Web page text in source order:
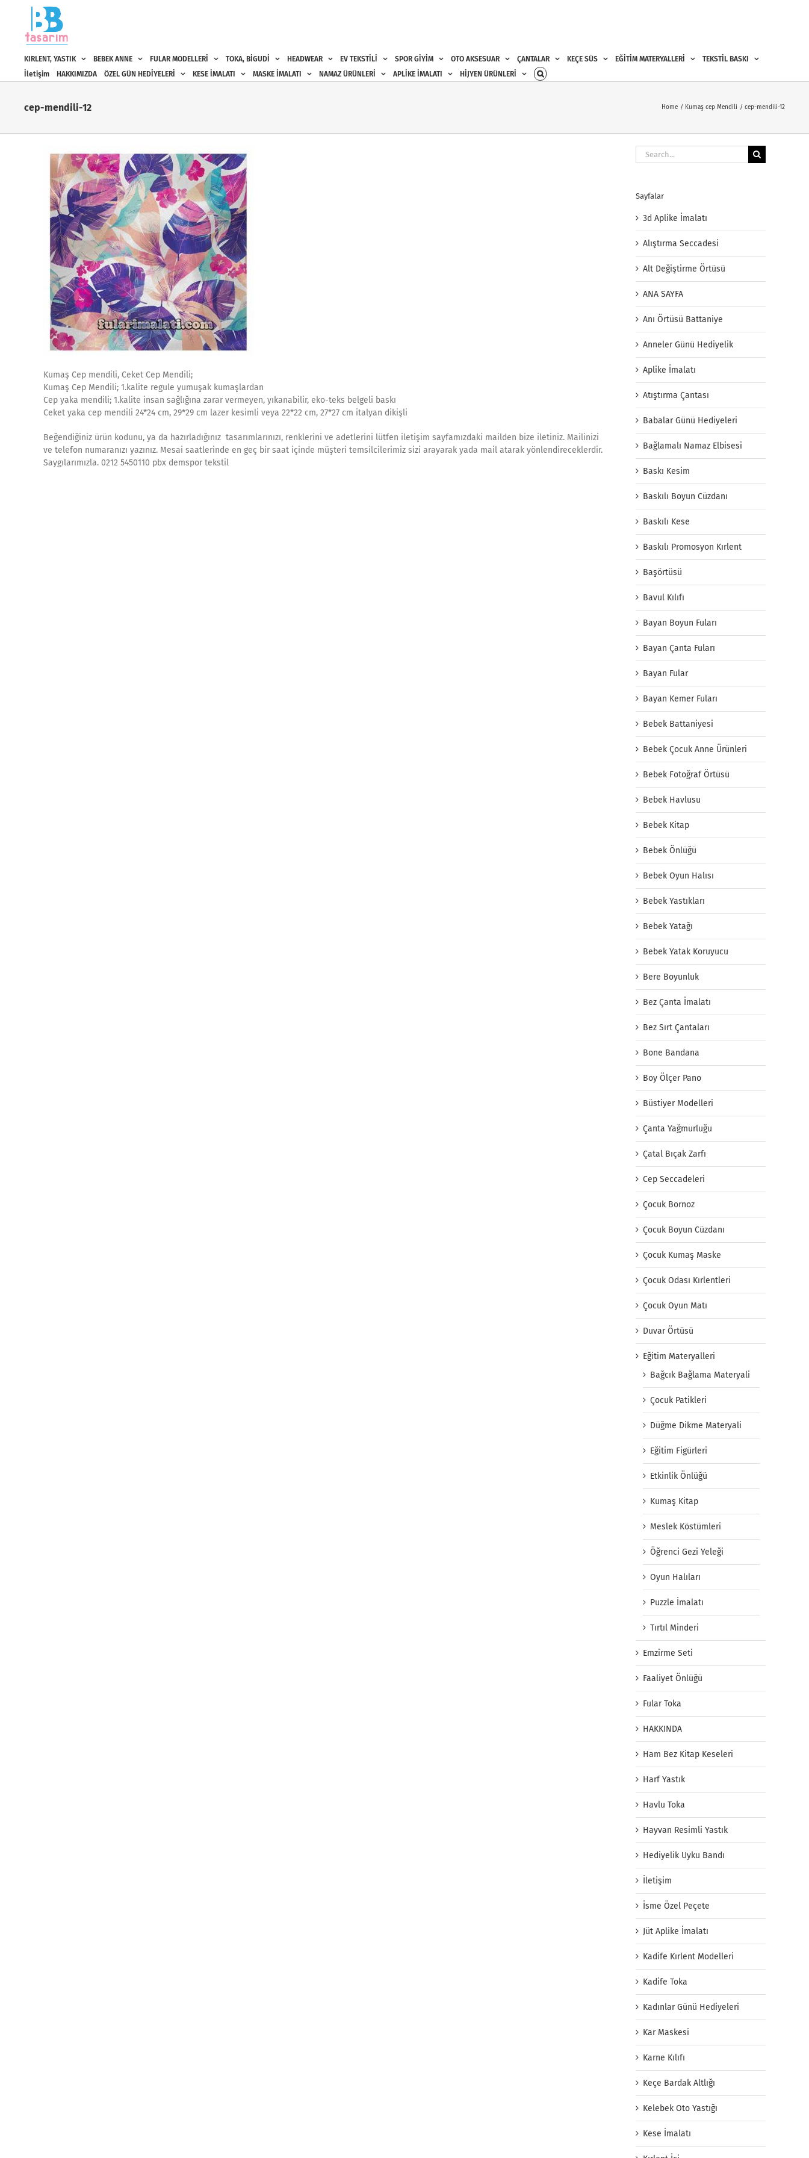
content
KIRLENT, YASTIK BEBEK ANNE FULAR MODELLERİ TOKA, BİGUDİ HEADWEAR EV TEKSTİLİ SPOR GİYİM OTO AKSESUAR ÇANTALAR KEÇE SÜS EĞİTİM MATERYALLERİ
TEKSTİL BASKI
İletişim
HAKKIMIZDA ÖZEL GÜN HEDİYELERİ KESE İMALATI MASKE İMALATI NAMAZ ÜRÜNLERİ APLİKE İMALATI HİJYEN ÜRÜNLERİ
cep-mendili-12 Home Kumaş cep Mendili cep-mendili-12
Kumaş Cep mendili, Ceket Cep Mendili;
Kumaş Cep Mendili; 1.kalite regule yumuşak kumaşlardan
Cep yaka mendili; 1.kalite insan sağlığına zarar vermeyen, yıkanabilir, eko-teks belgeli baskı
Ceket yaka cep mendili 24*24 cm, 29*29 cm lazer kesimli veya 22*22 cm, 27*27 cm italyan dikişli
Beğendiğiniz ürün kodunu, ya da hazırladığınız tasarımlarınızı, renklerini ve adetlerini lütfen iletişim sayfamızdaki mailden bize iletiniz. Mailinizi
ve telefon numaranızı yazınız. Mesai saatlerinde en geç bir saat içinde müşteri temsilcilerimiz sizi arayarak yada mail atarak yönlendireceklerdir.
Saygılarımızla. 0212 5450110 pbx demspor tekstil
Search
for:
Sayfalar
3d Aplike İmalatı
Alıştırma Seccadesi
Alt Değiştirme Örtüsü
ANA SAYFA
Anı Örtüsü Battaniye
Anneler Günü Hediyelik
Aplike İmalatı
Atıştırma Çantası
Babalar Günü Hediyeleri
Bağlamalı Namaz Elbisesi
Baskı Kesim
Baskılı Boyun Cüzdanı
Baskılı Kese
Baskılı Promosyon Kırlent
Başörtüsü
Bavul Kılıfı
Bayan Boyun Fuları
Bayan Çanta Fuları
Bayan Fular
Bayan Kemer Fuları
Bebek Battaniyesi
Bebek Çocuk Anne Ürünleri
Bebek Fotoğraf Örtüsü
Bebek Havlusu
Bebek Kitap
Bebek Önlüğü
Bebek Oyun Halısı
Bebek Yastıkları
Bebek Yatağı
Bebek Yatak Koruyucu
Bere Boyunluk
Bez Çanta İmalatı
Bez Sırt Çantaları
Bone Bandana
Boy Ölçer Pano
Büstiyer Modelleri
Çanta Yağmurluğu
Çatal Bıçak Zarfı
Cep Seccadeleri
Çocuk Bornoz
Çocuk Boyun Cüzdanı
Çocuk Kumaş Maske
Çocuk Odası Kırlentleri
Çocuk Oyun Matı
Duvar Örtüsü
Eğitim Materyalleri
Bağcık Bağlama Materyali
Çocuk Patikleri
Düğme Dikme Materyali
Eğitim Figürleri
Etkinlik Önlüğü
Kumaş Kitap
Meslek Köstümleri
Öğrenci Gezi Yeleği
Oyun Halıları
Puzzle İmalatı
Tırtıl Minderi
Emzirme Seti
Faaliyet Önlüğü
Fular Toka
HAKKINDA
Ham Bez Kitap Keseleri
Harf Yastık
Havlu Toka
Hayvan Resimli Yastık
Hediyelik Uyku Bandı
İletişim
İsme Özel Peçete
Jüt Aplike İmalatı
Kadife Kırlent Modelleri
Kadife Toka
Kadınlar Günü Hediyeleri
Kar Maskesi
Karne Kılıfı
Keçe Bardak Altlığı
Kelebek Oto Yastığı
Kese İmalatı